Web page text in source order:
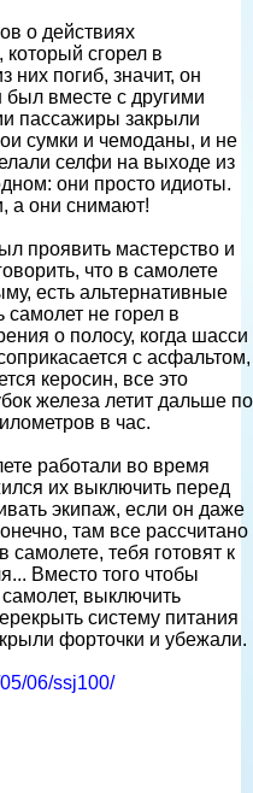
о действиях
сгорел в
них погиб, значит, он
был вместе с другими
пассажиры закрыли
сумки и чемоданы, и не
селфи на выходе из
они просто идиоты.
а они снимают!
проявить мастерство и
что в самолете
есть альтернативные
не горел в
о полосу, когда шасси
с асфальтом,
керосин, все это
железа летит дальше по
в час.
работали во время
их выключить перед
экипаж, если он даже
там все рассчитано
тебя готовят к
Вместо того чтобы
выключить
систему питания
форточки и убежали.
06/ssj100/